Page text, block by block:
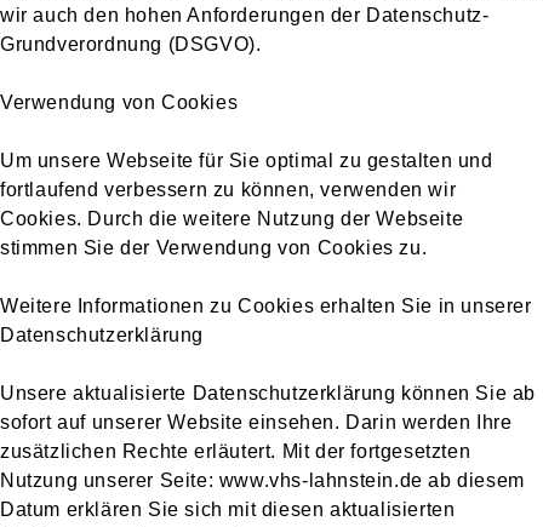
wir auch den hohen Anforderungen der Datenschutz-
Grundverordnung (DSGVO).
Verwendung von Cookies
Um unsere Webseite für Sie optimal zu gestalten und
fortlaufend verbessern zu können, verwenden wir
Cookies. Durch die weitere Nutzung der Webseite
stimmen Sie der Verwendung von Cookies zu.
Weitere Informationen zu Cookies erhalten Sie in unserer
Datenschutzerklärung
Unsere aktualisierte Datenschutzerklärung können Sie ab
sofort auf unserer Website einsehen. Darin werden Ihre
zusätzlichen Rechte erläutert. Mit der fortgesetzten
Nutzung unserer Seite: www.vhs-lahnstein.de ab diesem
Datum erklären Sie sich mit diesen aktualisierten